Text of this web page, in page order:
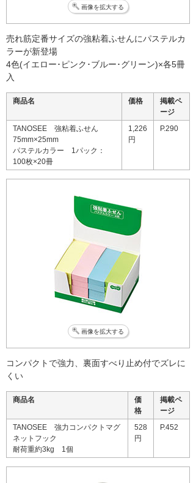
画像を拡大する
売れ筋定番サイズの強粘着ふせんにパステルカ
ラーが新登場
4色(イエロー･ピンク･ブルー･グリーン)×各5冊
入
商品名 価格
掲載ペ
ージ
TANOSEE 強粘着ふせん
75mm×25mm
パステルカラー 1パック：
100枚×20冊
1,226
円
P.290
画像を拡大する
コンパクトで強力、裏面すべり止め付でズレに
くい
商品名
価
格
掲載ペ
ージ
TANOSEE 強力コンパクトマグ
ネットフック
耐荷重約3kg 1個
528
円
P.452